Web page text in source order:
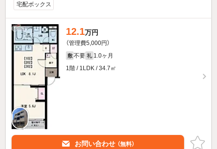
宅配ボックス
12.1万円
（管理費5,000円）
敷 不要 礼 1.0ヶ月
1階 / 1LDK / 34.7㎡
お問い合わせ （無料）